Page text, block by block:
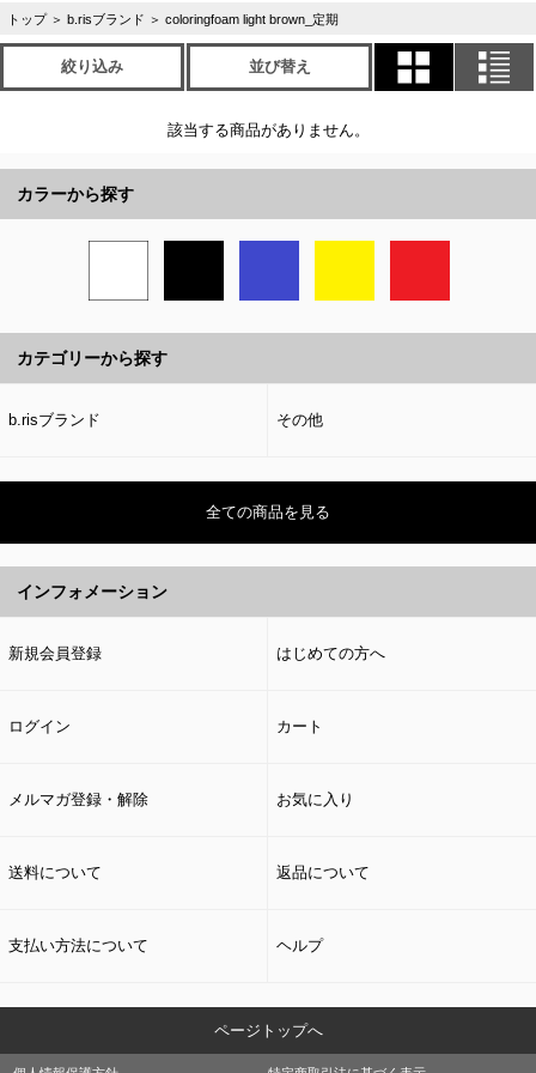
トップ ＞ b.risブランド ＞ coloringfoam light brown_定期
絞り込み 並び替え
該当する商品がありません。
カラーから探す
カテゴリーから探す
b.risブランド その他
全ての商品を見る
インフォメーション
新規会員登録 はじめての方へ
ログイン カート
メルマガ登録・解除 お気に入り
送料について 返品について
支払い方法について ヘルプ
ページトップへ